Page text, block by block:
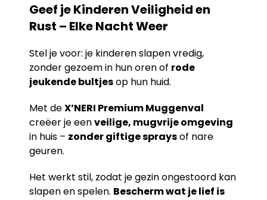
Geef je Kinderen Veiligheid en
Rust – Elke Nacht Weer
Stel je voor: je kinderen slapen vredig,
zonder gezoem in hun oren of rode
jeukende bultjesop hun huid.
Met deX’NERI Premium Muggenval
creëer je eenveilige, mugvrije omgeving
in huis – zonder giftige spraysof nare
geuren.
Het werkt stil, zodat je gezin ongestoord kan
slapen en spelen. Bescherm wat je lief is